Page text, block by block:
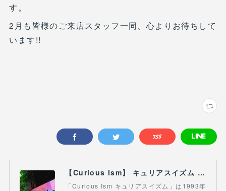
す。
2月も皆様のご来店スタッフ一同、心よりお待ちして
います!!
【Curious Ism】 キュリアスイズム l スノーボードショップ サーフショップ 福島県 会津若松市 郡山市 通販
「Curious Ism キュリアスイズム」は1993年